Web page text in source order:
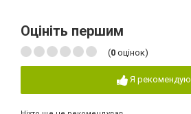
Оцініть першим
(0 оцінок)
Я рекомендую